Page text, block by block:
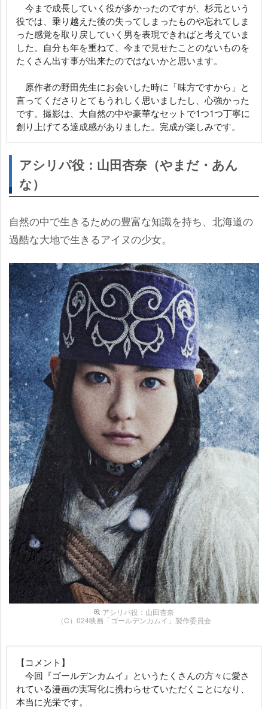
今まで成長していく役が多かったのですが、杉元という
役では、乗り越えた後の失ってしまったものや忘れてしま
った感覚を取り戻していく男を表現できればと考えていま
した。自分も年を重ねて、今まで見せたことのないものを
たくさん出す事が出来たのではないかと思います。
原作者の野田先生にお会いした時に「味方ですから」と
言ってくださりとてもうれしく思いましたし、心強かった
です。撮影は、大自然の中や豪華なセットで1つ1つ丁寧に
創り上げてる達成感がありました。完成が楽しみです。
アシリパ役：山田杏奈（やまだ・あん
な）
自然の中で生きるための豊富な知識を持ち、北海道の
過酷な大地で生きるアイヌの少女。
アシリパ役：山田杏奈
（C）024映画「ゴールデンカムイ」製作委員会
【コメント】
今回『ゴールデンカムイ』というたくさんの方々に愛さ
れている漫画の実写化に携わらせていただくことになり、
本当に光栄です。